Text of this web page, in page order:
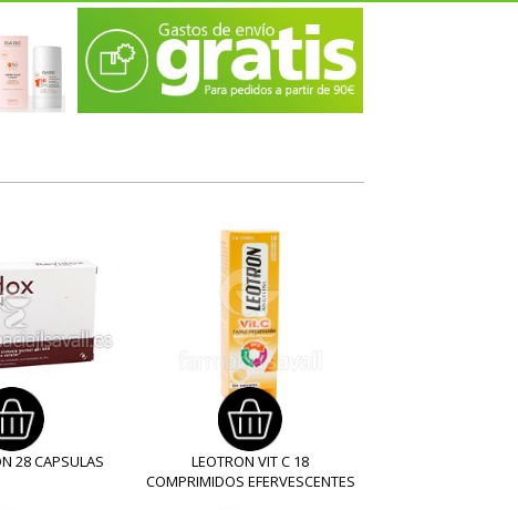
28 CAPSULAS
LEOTRON VIT C 18
COMPRIMIDOS EFERVESCENTES